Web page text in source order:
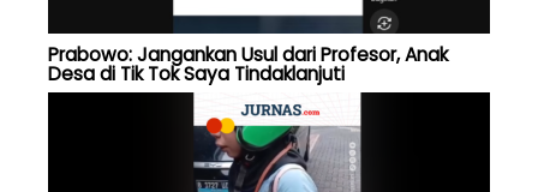
Prabowo: Jangankan Usul dari Profesor, Anak
Desa di Tik Tok Saya Tindaklanjuti